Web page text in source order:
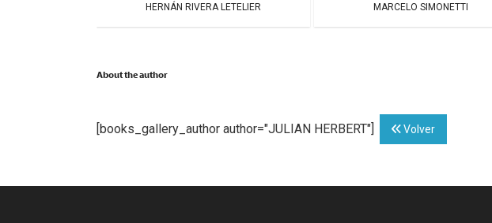
HERNÁN RIVERA LETELIER
MARCELO SIMONETTI
About the author
[books_gallery_author author="JULIAN HERBERT"] Volver